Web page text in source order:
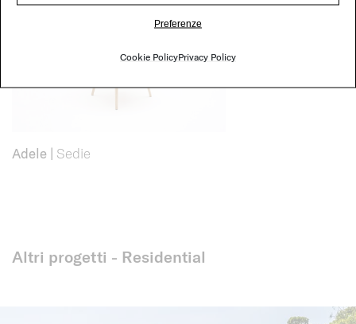
Preferenze
Cookie PolicyPrivacy Policy
Adele | Sedie
Altri progetti - Residential